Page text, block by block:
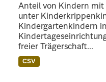
Anteil von Kindern
unter
Kindergartenkindern
freier Trägerschaft...
CSV